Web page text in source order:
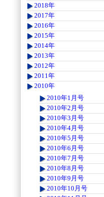
2018年
2017年
2016年
2015年
2014年
2013年
2012年
2011年
2010年
2010年1月号
2010年2月号
2010年3月号
2010年4月号
2010年5月号
2010年6月号
2010年7月号
2010年8月号
2010年9月号
2010年10月号